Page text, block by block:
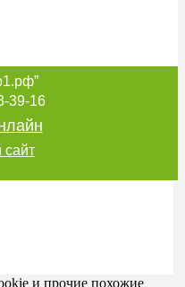
EVO VASIL JUMP Kick
39-16
и прочие похожие